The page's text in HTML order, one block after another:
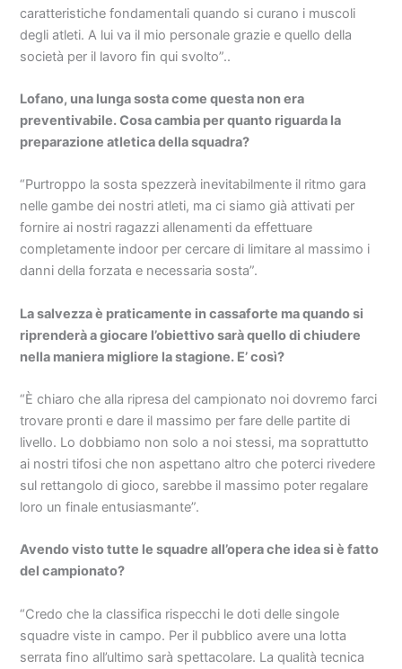
caratteristiche fondamentali quando si curano i muscoli
degli atleti. A lui va il mio personale grazie e quello della
società per il lavoro fin qui svolto”..
Lofano, una lunga sosta come questa non era
preventivabile. Cosa cambia per quanto riguarda la
preparazione atletica della squadra?
“Purtroppo la sosta spezzerà inevitabilmente il ritmo gara
nelle gambe dei nostri atleti, ma ci siamo già attivati per
fornire ai nostri ragazzi allenamenti da effettuare
completamente indoor per cercare di limitare al massimo i
danni della forzata e necessaria sosta”.
La salvezza è praticamente in cassaforte ma quando si
riprenderà a giocare l’obiettivo sarà quello di chiudere
nella maniera migliore la stagione. E’ così?
“È chiaro che alla ripresa del campionato noi dovremo farci
trovare pronti e dare il massimo per fare delle partite di
livello. Lo dobbiamo non solo a noi stessi, ma soprattutto
ai nostri tifosi che non aspettano altro che poterci rivedere
sul rettangolo di gioco, sarebbe il massimo poter regalare
loro un finale entusiasmante”.
Avendo visto tutte le squadre all’opera che idea si è fatto
del campionato?
“Credo che la classifica rispecchi le doti delle singole
squadre viste in campo. Per il pubblico avere una lotta
serrata fino all’ultimo sarà spettacolare. La qualità tecnica